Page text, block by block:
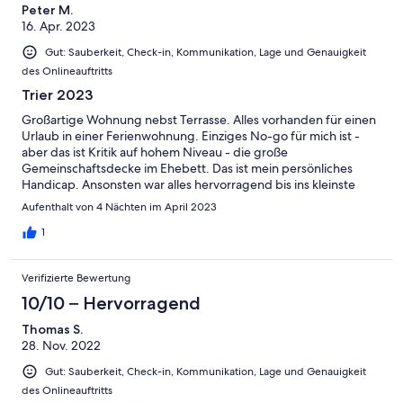
Peter M.
16. Apr. 2023
Gut: Sauberkeit, Check-in, Kommunikation, Lage und Genauigkeit
des Onlineauftritts
Trier 2023
Großartige Wohnung nebst Terrasse. Alles vorhanden für einen
Urlaub in einer Ferienwohnung. Einziges No-go für mich ist -
aber das ist Kritik auf hohem Niveau - die große
Gemeinschaftsdecke im Ehebett. Das ist mein persönliches
Handicap. Ansonsten war alles hervorragend bis ins kleinste
Detail (frische Blumen, Äpfel, Wasser, Kaffeekapseln etc). Ein
herzliches Dankeschön für die Perfektion!!!!
Aufenthalt von 4 Nächten im April 2023
1
Verifizierte Bewertung
10/10 – Hervorragend
Thomas S.
28. Nov. 2022
Gut: Sauberkeit, Check-in, Kommunikation, Lage und Genauigkeit
des Onlineauftritts